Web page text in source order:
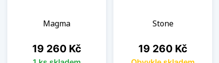
Magma
Cena
19 260 Kč
Stone
Cena
19 260 Kč